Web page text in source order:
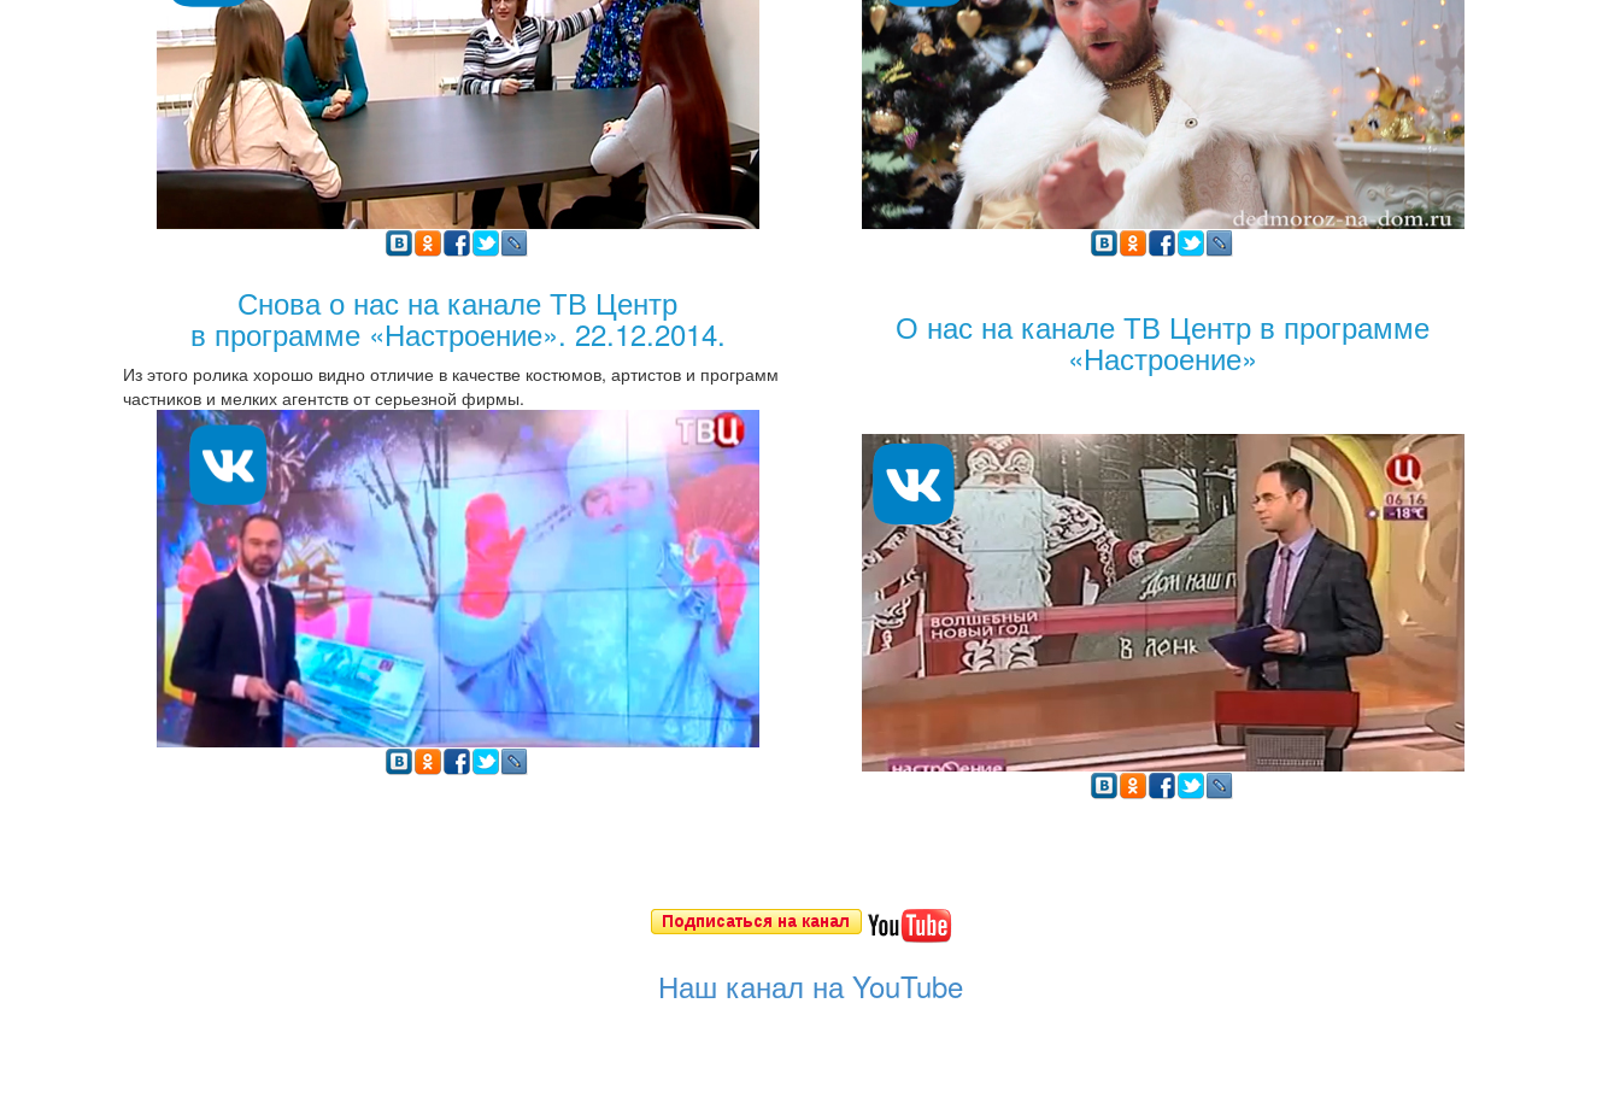
Снова о нас на канале ТВ Центр
в программе «Настроение». 22.12.2014.
Из этого ролика хорошо видно отличие в качестве костюмов, артистов и программ
частников и мелких агентств от серьезной фирмы.
О нас на канале ТВ Центр в программе
«Настроение»
Наш канал на YouTube